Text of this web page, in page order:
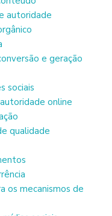
autoridade
e geração
sociais
online
qualidade
os mecanismos de